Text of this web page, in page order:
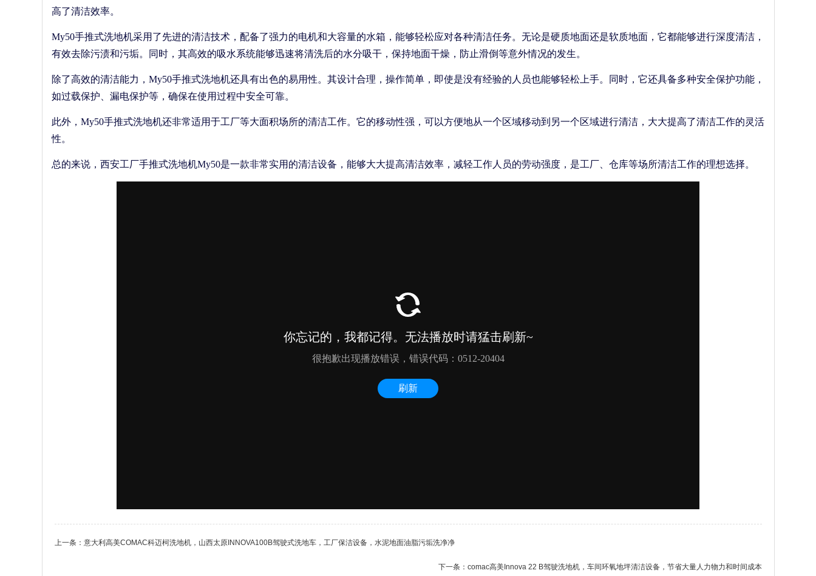
高了清洁效率。
My50手推式洗地机采用了先进的清洁技术，配备了强力的电机和大容量的水箱，能够轻松应对各种清洁任务。无论是硬质地面还是软质地面，它都能够进行深度清洁，
有效去除污渍和污垢。同时，其高效的吸水系统能够迅速将清洗后的水分吸干，保持地面干燥，防止滑倒等意外情况的发生。
除了高效的清洁能力，My50手推式洗地机还具有出色的易用性。其设计合理，操作简单，即使是没有经验的人员也能够轻松上手。同时，它还具备多种安全保护功能，
如过载保护、漏电保护等，确保在使用过程中安全可靠。
此外，My50手推式洗地机还非常适用于工厂等大面积场所的清洁工作。它的移动性强，可以方便地从一个区域移动到另一个区域进行清洁，大大提高了清洁工作的灵活
性。
总的来说，西安工厂手推式洗地机My50是一款非常实用的清洁设备，能够大大提高清洁效率，减轻工作人员的劳动强度，是工厂、仓库等场所清洁工作的理想选择。
上一条： 意大利高美COMAC科迈柯洗地机，山西太原INNOVA100B驾驶式洗地车，工厂保洁设备，水泥地面油脂污垢洗净净
下一条： comac高美Innova 22 B驾驶洗地机，车间环氧地坪清洁设备，节省大量人力物力和时间成本